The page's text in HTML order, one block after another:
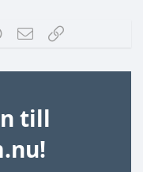
WhatsApp
E-postLänk
till